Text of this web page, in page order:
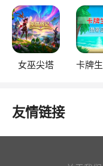
女巫尖塔
友情链接